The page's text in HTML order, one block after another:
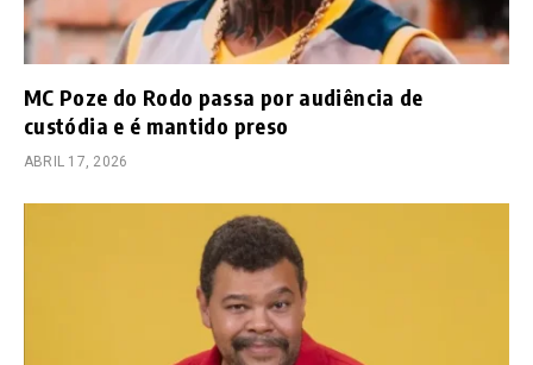
MC Poze do Rodo passa por audiência de
custódia e é mantido preso
ABRIL 17, 2026